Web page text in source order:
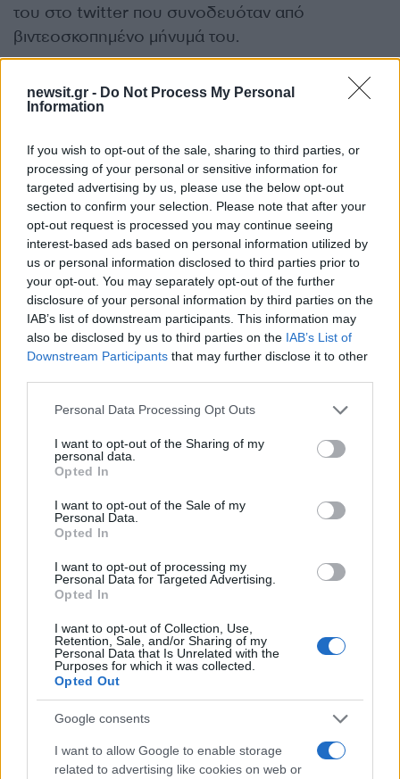
newsit.gr - Do Not Process My Personal
Information
If you wish to opt-out of the sale, sharing to third parties, or
processing of your personal or sensitive information for
targeted advertising by us, please use the below opt-out
section to confirm your selection. Please note that after your
opt-out request is processed you may continue seeing
interest-based ads based on personal information utilized by
us or personal information disclosed to third parties prior to
your opt-out. You may separately opt-out of the further
disclosure of your personal information by third parties on the
IAB’s list of downstream participants. This information may
also be disclosed by us to third parties on the IAB’s List of
Downstream Participants that may further disclose it to other
Please note that this website/app uses one or more Google
not limited to your visit or usage behaviour. You may click to
grant or deny consent to Google and its third-party tags to
use your data for below specified purposes in below Google
consent section.
Personal Data Processing Opt Outs
I want to opt-out of the Sharing of my
personal data.
Opted In
I want to opt-out of the Sale of my
Personal Data.
Opted In
I want to opt-out of processing my
Personal Data for Targeted Advertising.
Opted In
I want to opt-out of Collection, Use,
Retention, Sale, and/or Sharing of my
Personal Data that Is Unrelated with the
Purposes for which it was collected.
Opted Out
Google consents
I want to allow Google to enable storage
related to advertising like cookies on web or
του στο twitter που συνοδευόταν από
βιντεοσκοπημένο μήνυμά του.
Σχόλια
Αν τα χάσατε
Ανησυχία από το ξέσπασμα
με κρούσματα στην Αττική
- «Καμπανάκι» από τον
Ιατρικό Σύλλογο Αθηνών
δημόσιας υγείας
πόσο να πληρώσει
ασελγήσει σε